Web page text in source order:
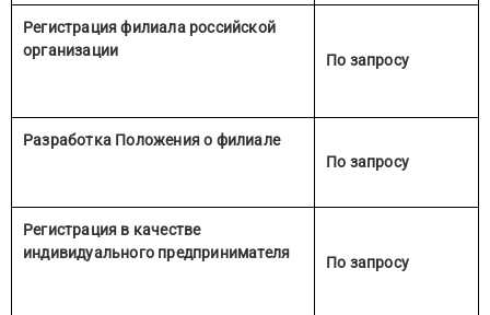
Регистрация филиала российской
организации
По запросу
Разработка Положения о филиале
По запросу
Регистрация в качестве
индивидуального предпринимателя
По запросу